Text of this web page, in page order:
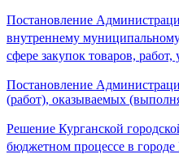
Постановление
внутреннему
сфере закупок товаров,
Постановление
(работ), оказываемых
Решение Курганской
бюджетном процессе в городе